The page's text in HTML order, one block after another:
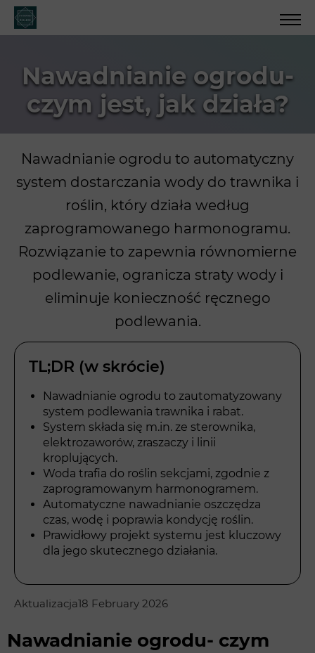
Nawadnianie ogrodu-
czym jest, jak działa?
Nawadnianie ogrodu to automatyczny
system dostarczania wody do trawnika i
roślin, który działa według
zaprogramowanego harmonogramu.
Rozwiązanie to zapewnia równomierne
podlewanie, ogranicza straty wody i
eliminuje konieczność ręcznego
podlewania.
TL;DR (w skrócie)
Nawadnianie ogrodu to zautomatyzowany
system podlewania trawnika i rabat.
System składa się m.in. ze sterownika,
elektrozaworów, zraszaczy i linii
kroplujących.
Woda trafia do roślin sekcjami, zgodnie z
zaprogramowanym harmonogramem.
Automatyczne nawadnianie oszczędza
czas, wodę i poprawia kondycję roślin.
Prawidłowy projekt systemu jest kluczowy
dla jego skutecznego działania.
Aktualizacja18 February 2026
Nawadnianie ogrodu- czym